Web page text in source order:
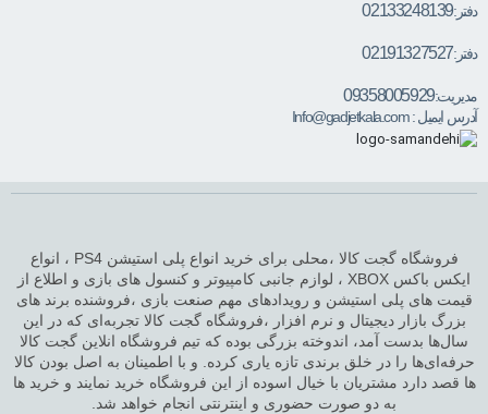
دفتر:02133248139
دفتر:02191327527
مدیریت:09358005929
آدرس ایمیل :Info@gadjetkala.com
فروشگاه گجت کالا ،محلی برای خرید انواع پلی استیشن PS4 ، انواع
ایکس باکس XBOX ، لوازم جانبی کامپیوتر و کنسول های بازی و اطلاع از
قیمت های پلی استیشن و رویدادهای مهم صنعت بازی ،فروشنده برند های
بزرگ بازار دیجیتال و نرم افزار ،فروشگاه گجت کالا تجربه‌ای که در این
سال‌ها بدست آمد، اندوخته بزرگی بوده که تیم فروشگاه انلاین گجت کالا
حرفه‌ای‌ها را در خلق برندی تازه یاری کرده. و با اطمینان به اصل بودن کالا
ها قصد دارد مشتریان با خیال اسوده از این فروشگاه خرید نمایند و خرید ها
به دو صورت حضوری و اینترنتی انجام خواهد شد.